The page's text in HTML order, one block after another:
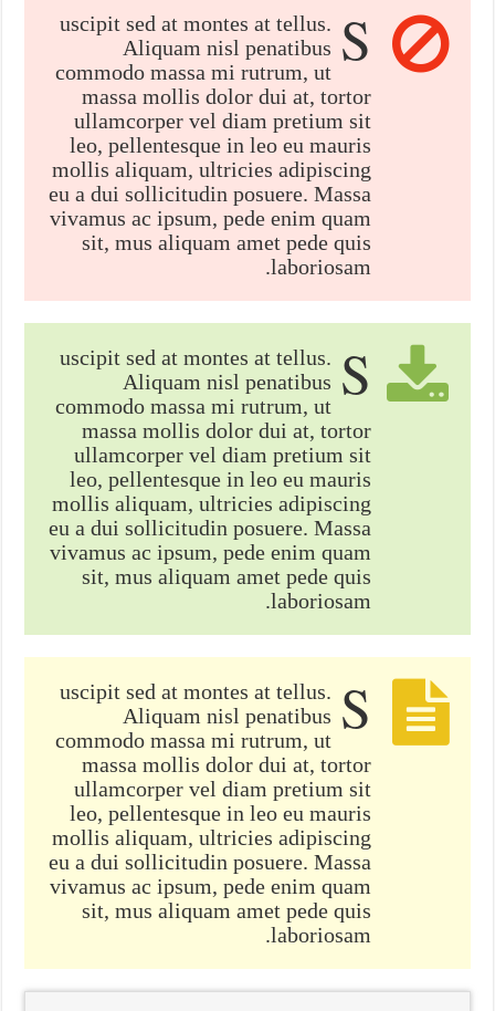
S
uscipit sed at montes at tellus.
Aliquam nisl penatibus
commodo massa mi rutrum, ut
massa mollis dolor dui at, tortor
ullamcorper vel diam pretium sit
leo, pellentesque in leo eu mauris
mollis aliquam, ultricies adipiscing
eu a dui sollicitudin posuere. Massa
vivamus ac ipsum, pede enim quam
sit, mus aliquam amet pede quis
laboriosam.
S
uscipit sed at montes at tellus.
Aliquam nisl penatibus
commodo massa mi rutrum, ut
massa mollis dolor dui at, tortor
ullamcorper vel diam pretium sit
leo, pellentesque in leo eu mauris
mollis aliquam, ultricies adipiscing
eu a dui sollicitudin posuere. Massa
vivamus ac ipsum, pede enim quam
sit, mus aliquam amet pede quis
laboriosam.
S
uscipit sed at montes at tellus.
Aliquam nisl penatibus
commodo massa mi rutrum, ut
massa mollis dolor dui at, tortor
ullamcorper vel diam pretium sit
leo, pellentesque in leo eu mauris
mollis aliquam, ultricies adipiscing
eu a dui sollicitudin posuere. Massa
vivamus ac ipsum, pede enim quam
sit, mus aliquam amet pede quis
laboriosam.